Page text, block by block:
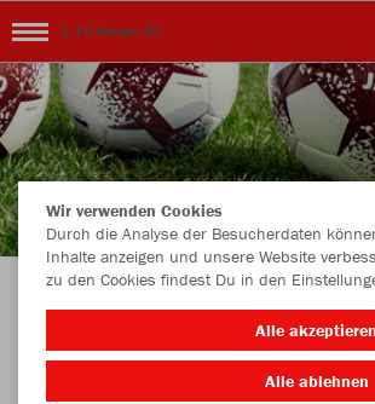
1. FC Viersen 05
Herzlich Wilkommen im
Viersen 05
Wir verwenden Cookies
Durch die Analyse der Besucherdaten
Inhalte anzeigen und unsere Website
zu den Cookies findest Du in den
Alle akzeptieren
Alle ablehnen